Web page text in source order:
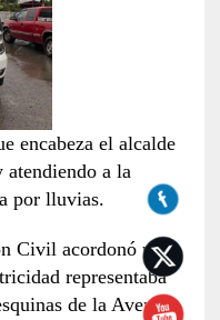
encabeza el alcalde
atendiendo a la
por lluvias.
Civil acordonó una
representaba
de la Avenida